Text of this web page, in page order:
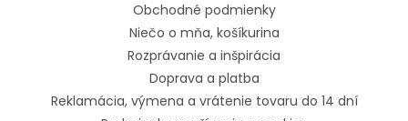
Obchodné podmienky
Niečo o mňa, košíkurina
Rozprávanie a inšpirácia
Doprava a platba
Reklamácia, výmena a vrátenie tovaru do 14 dní